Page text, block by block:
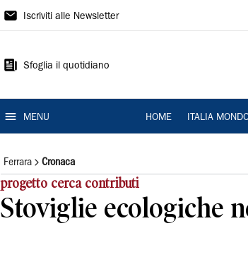
La
Ferrara
Iscriviti alle Newsletter
Sfoglia il quotidiano
MENU HOME ITALIA
Ferrara Cronaca
progetto cerca contributi
Stoviglie ecologiche